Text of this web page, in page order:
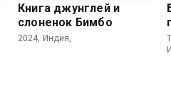
Книга джунглей и
слоненок Бимбо
2024, Индия,